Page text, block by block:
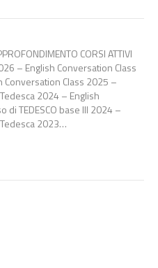
CORSI ATTIVI
– English Conversation Class
Conversation Class 2025 –
2024 – English
di TEDESCO base III 2024 –
2023…